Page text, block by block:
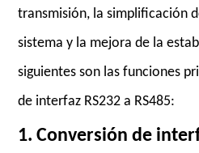
transmisión, la simplificación
sistema y la mejora de la
siguientes son las funciones
de interfaz RS232 a RS485:
1. Conversión de